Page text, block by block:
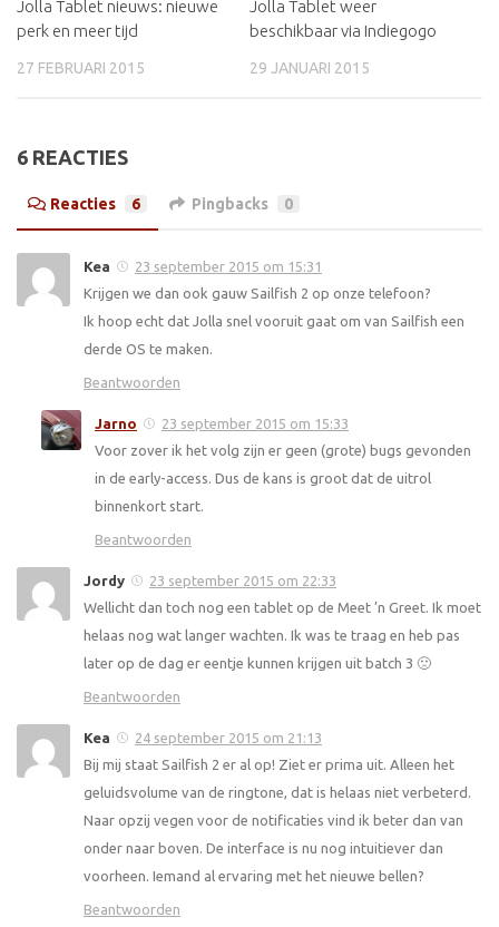
Jolla Tablet nieuws: nieuwe
perk en meer tijd
27 FEBRUARI 2015
Jolla Tablet weer
beschikbaar via Indiegogo
29 JANUARI 2015
6 REACTIES
Reacties 6 Pingbacks 0
Kea
23 september 2015 om 15:31
Krijgen we dan ook gauw Sailfish 2 op onze telefoon?
Ik hoop echt dat Jolla snel vooruit gaat om van Sailfish een
derde OS te maken.
Beantwoorden
Jarno
23 september 2015 om 15:33
Voor zover ik het volg zijn er geen (grote) bugs gevonden
in de early-access. Dus de kans is groot dat de uitrol
binnenkort start.
Beantwoorden
Jordy
23 september 2015 om 22:33
Wellicht dan toch nog een tablet op de Meet ’n Greet. Ik moet
helaas nog wat langer wachten. Ik was te traag en heb pas
later op de dag er eentje kunnen krijgen uit batch 3 🙁
Beantwoorden
Kea
24 september 2015 om 21:13
Bij mij staat Sailfish 2 er al op! Ziet er prima uit. Alleen het
geluidsvolume van de ringtone, dat is helaas niet verbeterd.
Naar opzij vegen voor de notificaties vind ik beter dan van
onder naar boven. De interface is nu nog intuitiever dan
voorheen. Iemand al ervaring met het nieuwe bellen?
Beantwoorden